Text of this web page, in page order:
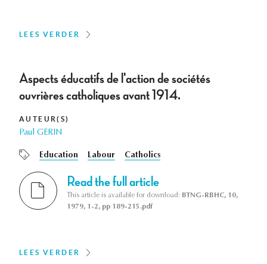
LEES VERDER
Aspects éducatifs de l'action de sociétés
ouvrières catholiques avant 1914.
AUTEUR(S)
Paul GERIN
Education Labour Catholics
Read the full article
This article is available for download: BTNG-RBHC, 10,
1979, 1-2, pp 189-215.pdf
LEES VERDER